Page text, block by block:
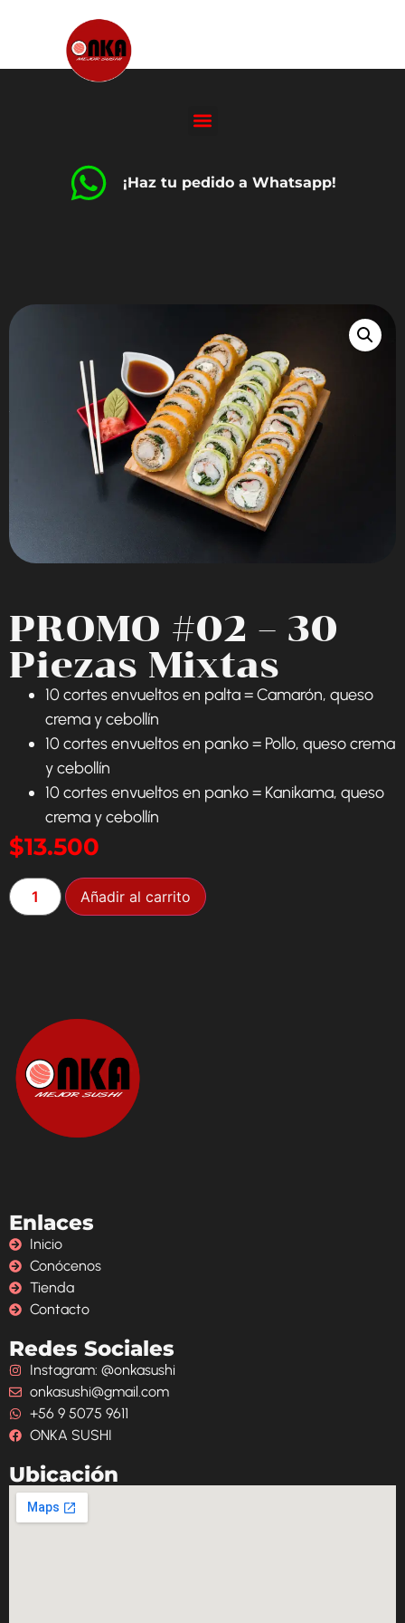
¡Haz tu pedido a Whatsapp!
PROMO #02 – 30
Piezas Mixtas
10 cortes envueltos en palta = Camarón, queso
crema y cebollín
10 cortes envueltos en panko = Pollo, queso crema
y cebollín
10 cortes envueltos en panko = Kanikama, queso
crema y cebollín
$13.500
Añadir al carrito
Enlaces
Inicio
Conócenos
Tienda
Contacto
Redes Sociales
Instagram: @onkasushi
onkasushi@gmail.com
+56 9 5075 9611
ONKA SUSHI
Ubicación